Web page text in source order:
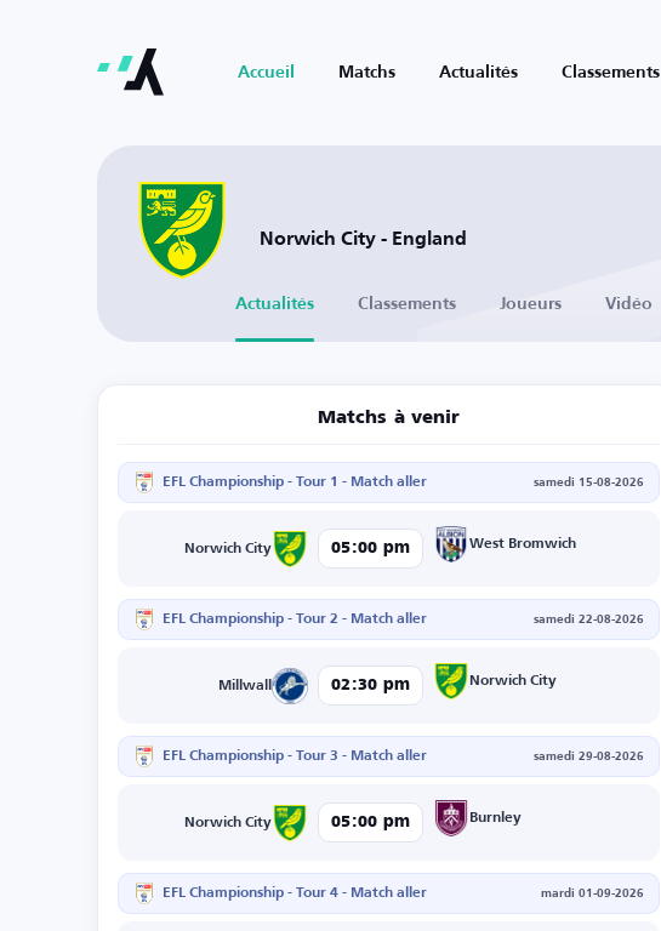
Accueil Matchs Actualités Classements
Norwich City - England
Actualités Classements Joueurs Vidéo
Matchs à venir
EFL Championship - Tour 1 - Match aller samedi 15-08-2026
Norwich City 05:00 pm West Bromwich
EFL Championship - Tour 2 - Match aller samedi 22-08-2026
Millwall 02:30 pm Norwich City
EFL Championship - Tour 3 - Match aller samedi 29-08-2026
Norwich City 05:00 pm Burnley
EFL Championship - Tour 4 - Match aller mardi 01-09-2026